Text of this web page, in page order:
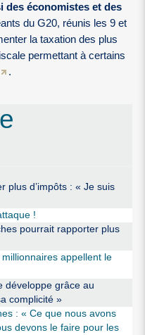
des économistes et des
du G20, réunis les 9 et
la taxation des plus
permettant à certains
.
plus d’impôts : « Je suis
!
pourrait rapporter plus
appellent le
développe grâce au
complicité »
: « Ce que nous avons
devons le faire pour les